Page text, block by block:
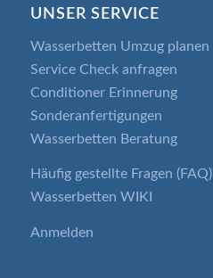
UNSER SERVICE
Wasserbetten Umzug planen
Service Check anfragen
Conditioner Erinnerung
Sonderanfertigungen
Wasserbetten Beratung
Häufig gestellte Fragen (FAQ)
Wasserbetten WIKI
Anmelden